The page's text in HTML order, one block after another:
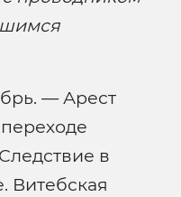
— Арест
в
Витебская